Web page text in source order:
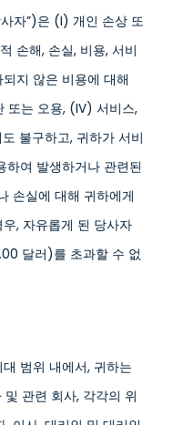
자”)은 (I) 개인 손상 또
손해, 손실, 비용, 서비
지 않은 비용에 대해
또는 오용, (IV) 서비스,
불구하고, 귀하가 서비
하여 발생하거나 관련된
손실에 대해 귀하에게
, 자유롭게 된 당사자
달러)를 초과할 수 없
범위 내에서, 귀하는
관련 회사, 각각의 위